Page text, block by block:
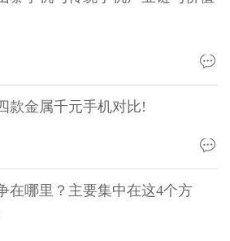
款金属千元手机对比!
在哪里？主要集中在这4个方